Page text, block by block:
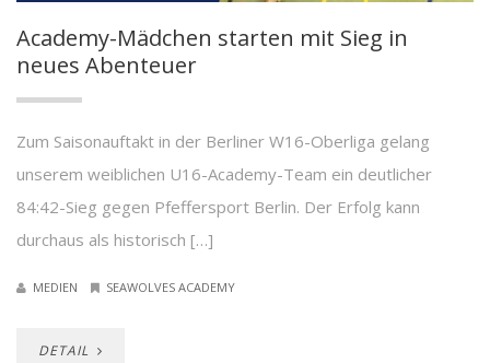
Academy-Mädchen starten mit Sieg in
neues Abenteuer
Zum Saisonauftakt in der Berliner W16-Oberliga gelang
unserem weiblichen U16-Academy-Team ein deutlicher
84:42-Sieg gegen Pfeffersport Berlin. Der Erfolg kann
durchaus als historisch […]
MEDIEN SEAWOLVES ACADEMY
DETAIL